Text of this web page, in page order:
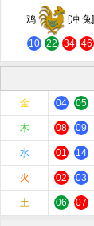
鸡 [冲 兔]
10 22 34 46
金 04 05
木 08 09
水 01 14
火 02 03
土 06 07